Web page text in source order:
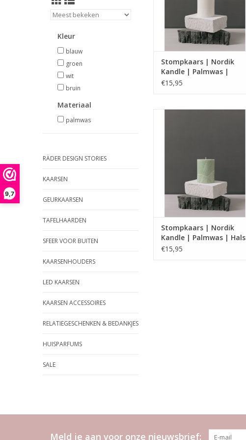
9,7
Kleur
blauw
groen
wit
bruin
Materiaal
palmwas
RÄDER DESIGN STORIES
KAARSEN
GEURKAARSEN
TAFELHAARDEN
SFEER VOOR BUITEN
KAARSENHOUDERS
LED KAARSEN
KAARSEN ACCESSOIRES
RELATIEGESCHENKEN & BEDANKJES
HUISPARFUMS
SALE
Stompkaars | Nordik
Kandle | Palmwas |
Svaneke
€15,95
Stompkaars | Nordik
Kandle | Palmwas | Hals
€15,95
Meld je aan voor onze nieuwsbrief: